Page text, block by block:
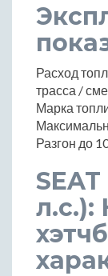
Расход
трасса /
Марка
Разгон до
л.с.):